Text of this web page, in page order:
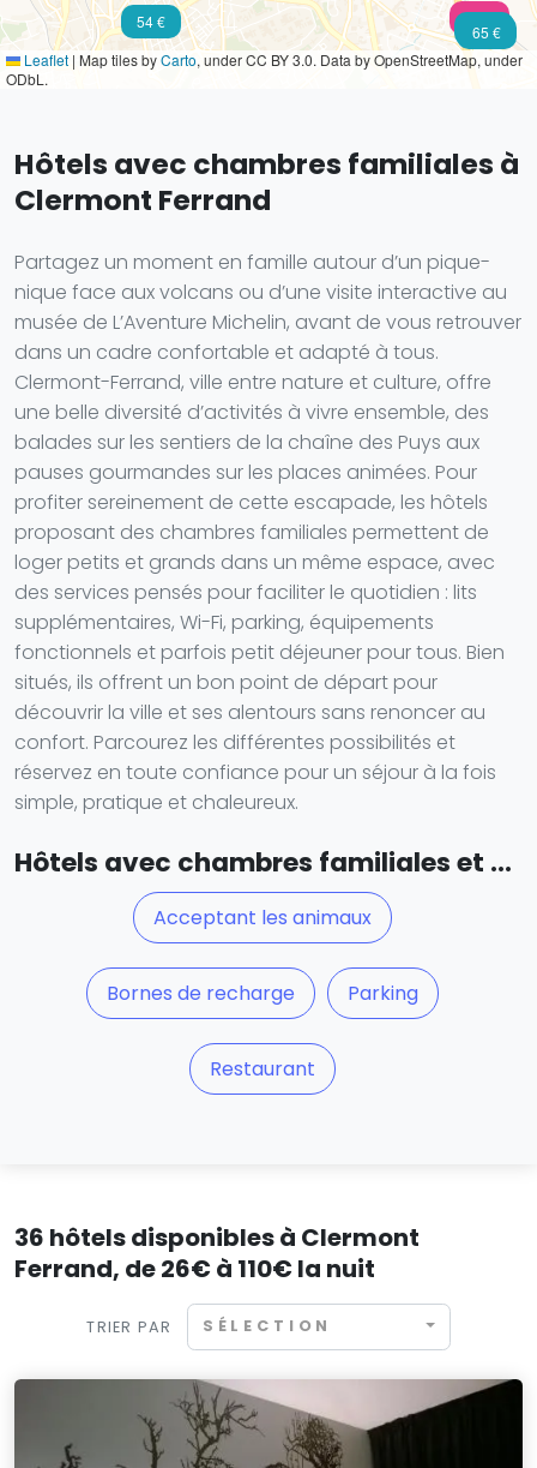
102 €
50 €
54 €
65 €
Leaflet | Map tiles byCarto, under CC BY 3.0. Data by OpenStreetMap, under
ODbL.
Hôtels avec chambres familiales à
Clermont Ferrand
Partagez un moment en famille autour d’un pique-
nique face aux volcans ou d’une visite interactive au
musée de L’Aventure Michelin, avant de vous retrouver
dans un cadre confortable et adapté à tous.
Clermont-Ferrand, ville entre nature et culture, offre
une belle diversité d’activités à vivre ensemble, des
balades sur les sentiers de la chaîne des Puys aux
pauses gourmandes sur les places animées. Pour
profiter sereinement de cette escapade, les hôtels
proposant des chambres familiales permettent de
loger petits et grands dans un même espace, avec
des services pensés pour faciliter le quotidien : lits
supplémentaires, Wi-Fi, parking, équipements
fonctionnels et parfois petit déjeuner pour tous. Bien
situés, ils offrent un bon point de départ pour
découvrir la ville et ses alentours sans renoncer au
confort. Parcourez les différentes possibilités et
réservez en toute confiance pour un séjour à la fois
simple, pratique et chaleureux.
Hôtels avec chambres familiales et ...
Acceptant les animaux
Bornes de recharge Parking
Restaurant
36 hôtels disponibles à Clermont
Ferrand, de 26€ à 110€ la nuit
TRIER PAR SÉLECTION